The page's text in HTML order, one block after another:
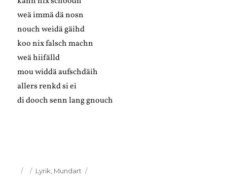
weä immä dä nosn
nouch weidä gäihd
koo nix falsch machn
weä hiifälld
mou widdä aufschdäih
allers renkd si ei
di dooch senn lang gnouch
Veröffentlicht
Kategorien
Lyrik Mundart